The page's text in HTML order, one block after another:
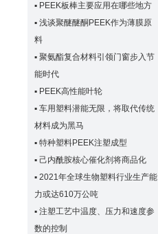
▪ PEEK板棒主要应用在哪些地方
▪ 浅谈聚醚醚酮PEEK作为薄膜原
料
▪ 聚氨酯复合材料引领门窗步入节
能时代
▪ PEEK高性能叶轮
▪ 车用塑料潜能无限，将取代传统
材料成为黑马
▪ 特种塑料PEEK注塑成型
▪ 己内酰胺核心催化剂将商品化
▪ 2021年全球生物塑料行业生产能
力或达610万公吨
▪ 注塑工艺中温度、压力和速度参
数的控制